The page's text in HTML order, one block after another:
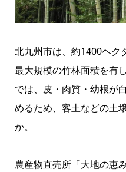
北九州市は、約1400ヘク
最大規模の竹林面積を有
では、皮・肉質・幼根が
めるため、客土などの土
か。
農産物直売所「大地の恵